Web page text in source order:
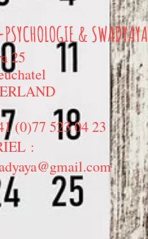
& SWADYAYA
25
(0)77 523 04 23
: